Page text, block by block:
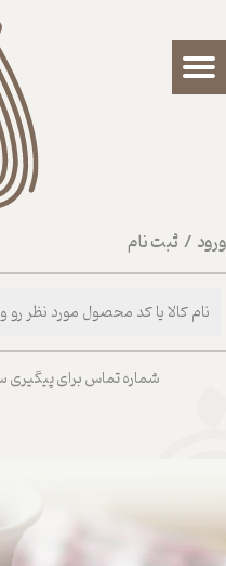
/ ثبت نام
حساب کاربری من
تغییر گذر واژه
شماره تماس برای پیگیری سفارشات